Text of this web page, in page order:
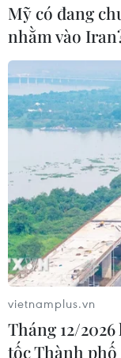
Mỹ có đang
nhằm vào
vietnamplus.vn
Tháng 12/
tốc Thành